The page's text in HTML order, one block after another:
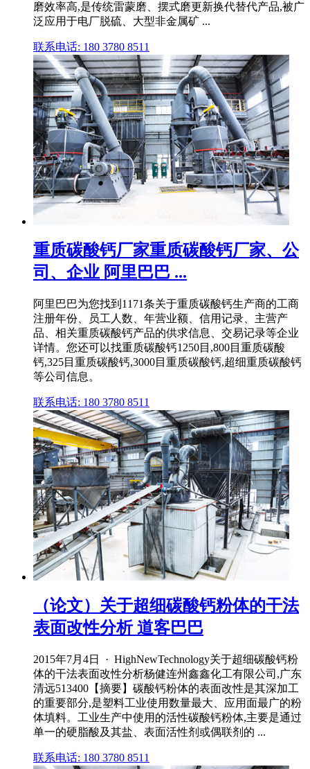
磨效率高,是传统雷蒙磨、摆式磨更新换代替代产品,被广
泛应用于电厂脱硫、大型非金属矿 ...
联系电话: 180 3780 8511
重质碳酸钙厂家重质碳酸钙厂家、公
司、企业 阿里巴巴 ...
阿里巴巴为您找到1171条关于重质碳酸钙生产商的工商
注册年份、员工人数、年营业额、信用记录、主营产
品、相关重质碳酸钙产品的供求信息、交易记录等企业
详情。您还可以找重质碳酸钙1250目,800目重质碳酸
钙,325目重质碳酸钙,3000目重质碳酸钙,超细重质碳酸钙
等公司信息。
联系电话: 180 3780 8511
（论文）关于超细碳酸钙粉体的干法
表面改性分析 道客巴巴
2015年7月4日 · HighNewTechnology关于超细碳酸钙粉
体的干法表面改性分析杨健连州鑫鑫化工有限公司,广东
清远513400【摘要】碳酸钙粉体的表面改性是其深加工
的重要部分,是塑料工业使用数量最大、应用面最广的粉
体填料。工业生产中使用的活性碳酸钙粉体,主要是通过
单一的硬脂酸及其盐、表面活性剂或偶联剂的 ...
联系电话: 180 3780 8511